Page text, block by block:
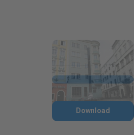
Download